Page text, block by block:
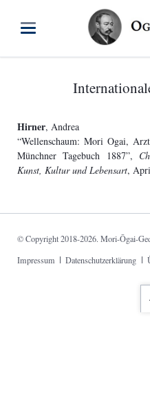
Hirner, Andrea
“Wellenschaum: Mori Ogai,
Münchner Tagebuch 1887”,
Kunst, Kultur und Lebensart,
© Copyright 2018-2026. Mori-Ōgai-
Navigation
Impressum Datenschutzerklärung